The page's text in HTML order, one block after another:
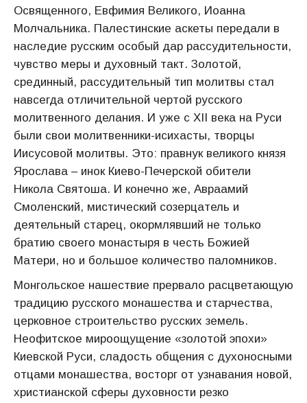
Освященного, Евфимия Великого, Иоанна
Молчальника. Палестинские аскеты передали в
наследие русским особый дар рассудительности,
чувство меры и духовный такт. Золотой,
срединный, рассудительный тип молитвы стал
навсегда отличительной чертой русского
молитвенного делания. И уже с XII века на Руси
были свои молитвенники-исихасты, творцы
Иисусовой молитвы. Это: правнук великого князя
Ярослава – инок Киево-Печерской обители
Никола Святоша. И конечно же, Авраамий
Смоленский, мистический созерцатель и
деятельный старец, окормлявший не только
братию своего монастыря в честь Божией
Матери, но и большое количество паломников.
Монгольское нашествие прервало расцветающую
традицию русского мо­нашества и старчества,
церковное строительство русских земель.
Неофитское мироощущение «золотой эпохи»
Киевской Руси, сладость общения с духоносными
отцами монашества, восторг от узнавания новой,
христианской сферы духовности резко